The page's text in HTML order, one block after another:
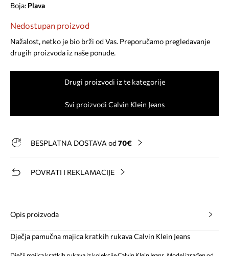
Boja: plava
Nedostupan proizvod
Nažalost, netko je bio brži od Vas. Preporučamo pregledavanje
drugih proizvoda iz naše ponude.
Drugi proizvodi iz te kategorije
Svi proizvodi Calvin Klein Jeans
BESPLATNA DOSTAVA od 70€
POVRATI I REKLAMACIJE
Opis proizvoda
Dječja pamučna majica kratkih rukava Calvin Klein Jeans